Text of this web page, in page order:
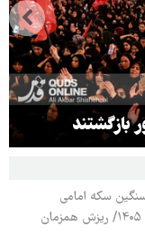
قیمت محصولات ایران خودرو چهارشنبه ۱۴ مرداد ۱۴۰۵/ ریزش همزمان